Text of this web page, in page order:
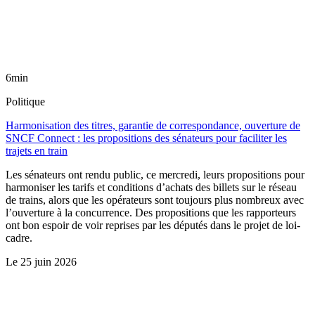
6min
Politique
Harmonisation des titres, garantie de correspondance, ouverture de
SNCF Connect : les propositions des sénateurs pour faciliter les
trajets en train
Les sénateurs ont rendu public, ce mercredi, leurs propositions pour
harmoniser les tarifs et conditions d’achats des billets sur le réseau
de trains, alors que les opérateurs sont toujours plus nombreux avec
l’ouverture à la concurrence. Des propositions que les rapporteurs
ont bon espoir de voir reprises par les députés dans le projet de loi-
cadre.
Le 25 juin 2026